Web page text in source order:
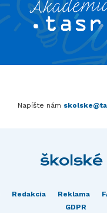
Napíšte nám
Redakcia Reklama
GDPR